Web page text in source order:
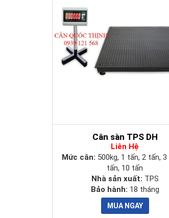
Cân sàn TPS DH
Liên Hệ
Mức cân: 500kg, 1 tấn, 2 tấn,
tấn, 10 tấn
Nhà sản xuất: TPS
Bảo hành: 18 tháng